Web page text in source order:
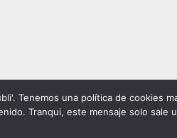
Tenemos una política de cookies
Tranqui, este mensaje solo sale